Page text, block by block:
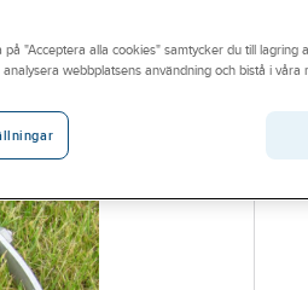
på "Acceptera alla cookies" samtycker du till
webbplatsens användning och bistå i våra